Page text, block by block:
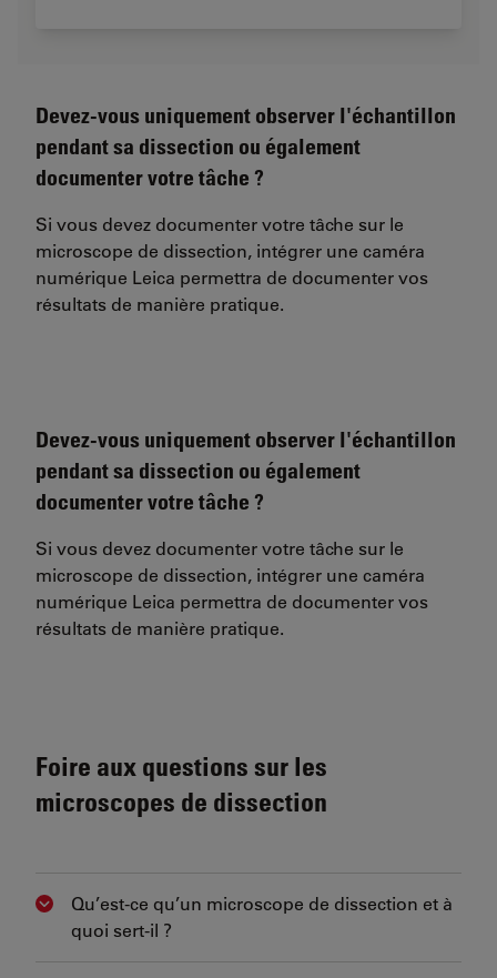
Devez-vous uniquement observer l'échantillon
pendant sa dissection ou également
documenter votre tâche ?
Si vous devez documenter votre tâche sur le
microscope de dissection, intégrer une caméra
numérique Leica permettra de documenter vos
résultats de manière pratique.
Devez-vous uniquement observer l'échantillon
pendant sa dissection ou également
documenter votre tâche ?
Si vous devez documenter votre tâche sur le
microscope de dissection, intégrer une caméra
numérique Leica permettra de documenter vos
résultats de manière pratique.
Foire aux questions sur les
microscopes de dissection
Show answer
Qu’est-ce qu’un microscope de dissection et à
quoi sert-il ?